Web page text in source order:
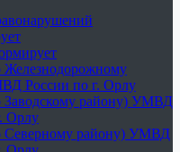
России по г. Орлу
району) УМВД
Орлу
району) УМВД